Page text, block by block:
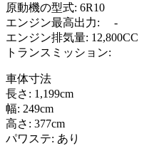
原動機の型式: 6R10
エンジン最高出力: -
エンジン排気量: 12,800CC
トランスミッション:
車体寸法
長さ: 1,199cm
幅: 249cm
高さ: 377cm
パワステ: あり